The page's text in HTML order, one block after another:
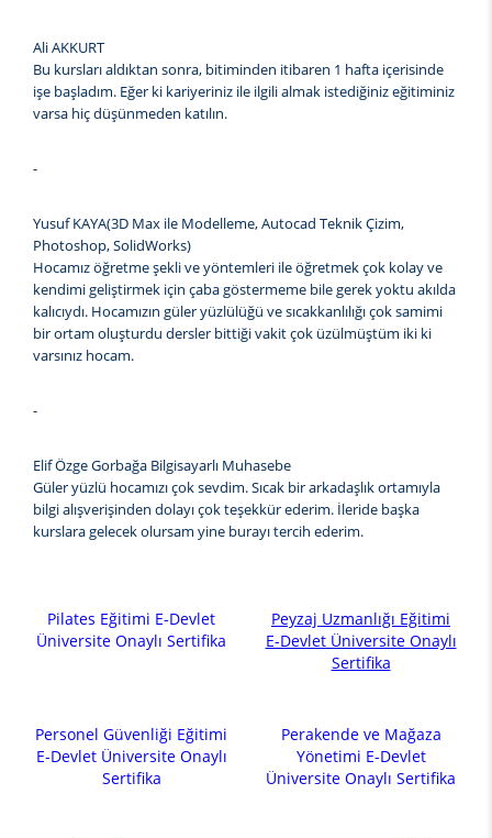
Ali AKKURT
Bu kursları aldıktan sonra, bitiminden itibaren 1 hafta içerisinde
işe başladım. Eğer ki kariyeriniz ile ilgili almak istediğiniz eğitiminiz
varsa hiç düşünmeden katılın.
-
Yusuf KAYA(3D Max ile Modelleme, Autocad Teknik Çizim,
Photoshop, SolidWorks)
Hocamız öğretme şekli ve yöntemleri ile öğretmek çok kolay ve
kendimi geliştirmek için çaba göstermeme bile gerek yoktu akılda
kalıcıydı. Hocamızın güler yüzlülüğü ve sıcakkanlılığı çok samimi
bir ortam oluşturdu dersler bittiği vakit çok üzülmüştüm iki ki
varsınız hocam.
-
Elif Özge Gorbağa Bilgisayarlı Muhasebe
Güler yüzlü hocamızı çok sevdim. Sıcak bir arkadaşlık ortamıyla
bilgi alışverişinden dolayı çok teşekkür ederim. İleride başka
kurslara gelecek olursam yine burayı tercih ederim.
Pilates Eğitimi E-Devlet
Üniversite Onaylı Sertifika
Peyzaj Uzmanlığı Eğitimi
E-Devlet Üniversite Onaylı
Sertifika
Personel Güvenliği Eğitimi
E-Devlet Üniversite Onaylı
Sertifika
Perakende ve Mağaza
Yönetimi E-Devlet
Üniversite Onaylı Sertifika